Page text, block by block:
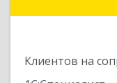
Клиентов на